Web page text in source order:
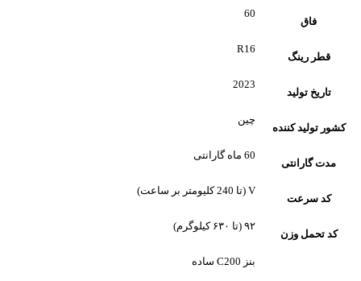
فاق
60
قطر رینگ
R16
تاریخ تولید
2023
کشور تولید کننده
چین
مدت گارانتی
60 ماه گارانتی
کد سرعت
V (تا 240 کلیومتر بر ساعت)
کد تحمل وزن
۹۲ (تا ۶۳۰ کیلوگرم)
بنز C200 ساده